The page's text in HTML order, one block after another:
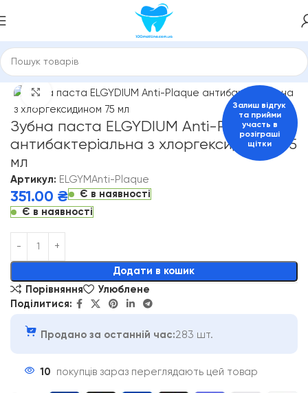
пасти та засоби для гігієни порожнини рота ELGYDIUM
Click to enlarge
Залиш відгук
та прийми
участь в
розіграші
щітки
Зубна паста ELGYDIUM Anti-Plaque
антибактеріальна з хлоргексидином 75
мл
Артикул: ELGYMAnti-Plaque
351.00 ₴
Є в наявності
Є в наявності
Додати в кошик
Alternative:
Порівняння
Улюблене
Поділитися:
Продано за останній час:283 шт.
10 покупців зараз переглядають цей товар